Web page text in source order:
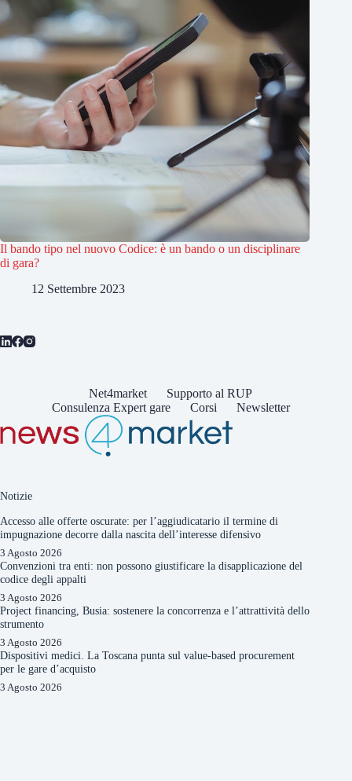
Il bando tipo nel nuovo Codice: è un bando o un disciplinare
di gara?
12 Settembre 2023
Net4market
Supporto al RUP
Consulenza Expert gare
Corsi Newsletter
Notizie
Accesso alle offerte oscurate: per l’aggiudicatario il termine di
impugnazione decorre dalla nascita dell’interesse difensivo
3 Agosto 2026
Convenzioni tra enti: non possono giustificare la disapplicazione del
codice degli appalti
3 Agosto 2026
Project financing, Busia: sostenere la concorrenza e l’attrattività dello
strumento
3 Agosto 2026
Dispositivi medici. La Toscana punta sul value-based procurement
per le gare d’acquisto
3 Agosto 2026